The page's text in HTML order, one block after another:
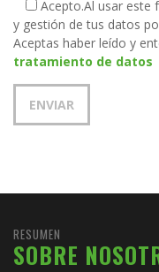
Acepto.Al usar este
y gestión de tus datos
Aceptas haber leído y
tratamiento de datos
RESUMEN
SOBRE